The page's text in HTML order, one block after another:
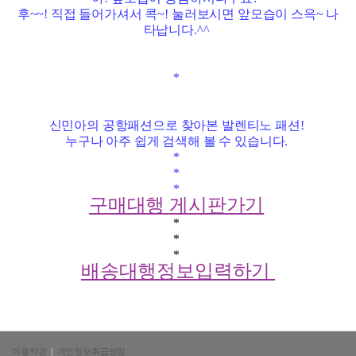
후~~! 직접 들어가셔서 콕~! 눌러보시면 앞모습이 스윽~ 나
타납니다.^^
*
신민아의 공항패션으로 찾아본 발렌티노 패션!
누구나 아주 쉽게 검색해 볼 수 있습니다.
*
*
*
구매대행 게시판가기
*
*
*
배송대행정보입력하기
이용약관 | 개인정보취급방침